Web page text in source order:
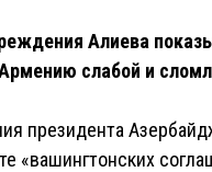
Алиева
слабой и
президента
«вашингтонских